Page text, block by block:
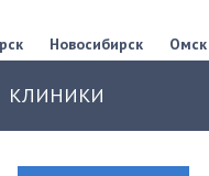
Новосибирск Омск
КЛИНИКИ